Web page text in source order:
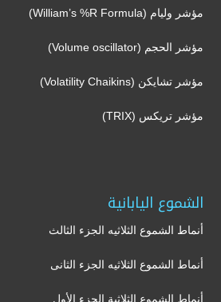
مؤشر وليام (William’s %R Formula)
مؤشر الحجم (Volume oscillator)
مؤشر تشايكن (Volatility Chaikins)
مؤشر تريكس (TRIX)
الشموع اليابانية
أنماط الشموع الثلاثيه الجزء الثالث
أنماط الشموع الثلاثيه الجزء الثانى
أنماط الشموع الثلاثية الجزء الأول